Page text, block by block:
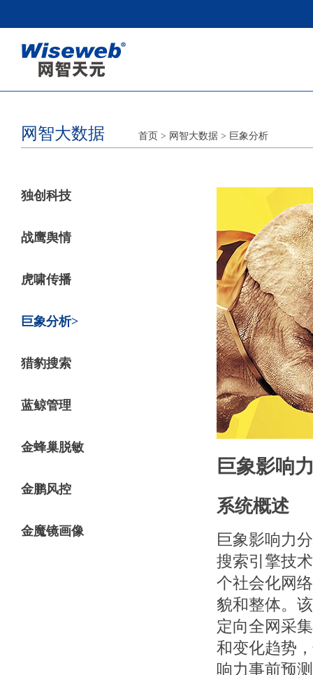
网智大数据 首页 > 网智大数据 > 巨象分析
独创科技
战鹰舆情
虎啸传播
巨象分析
猎豹搜索
蓝鲸管理
金蜂巢脱敏
金鹏风控
金魔镜画像
巨象影响
系统概述
巨象影响力
搜索引擎技
个社会化网
貌和整体。
定向全网采
和变化趋势
响力事前预